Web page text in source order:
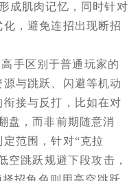
成肌肉记忆，同时针对
，避免连招出现断招
手区别于普通玩家的
与跳跃、闪避等机动
接与反打，比如在对
盘，而非前期随意消
范围，针对“克拉
空跳跃规避下段攻击，